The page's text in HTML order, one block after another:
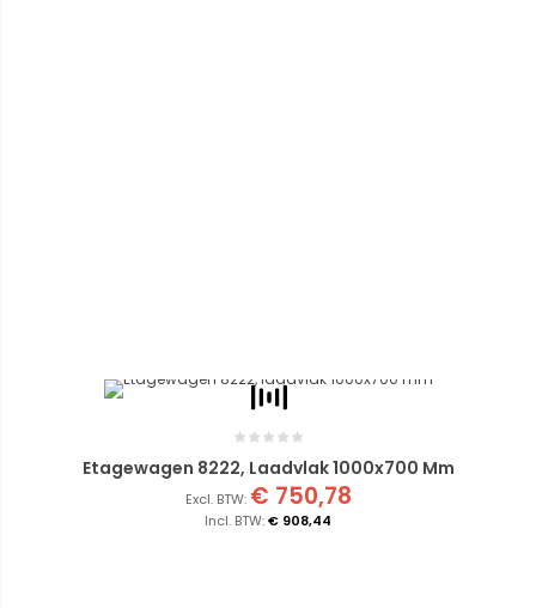
Etagewagen 8222, Laadvlak 1000x700 Mm
€ 908,44
€ 750,78